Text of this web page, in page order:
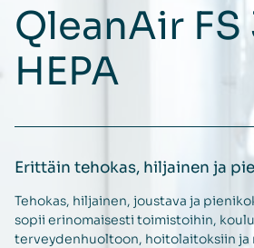
QleanAir FS
HEPA
Erittäin tehokas, hiljainen ja
Tehokas, hiljainen, joustava ja
sopii erinomaisesti toimistoihin,
terveydenhuoltoon, hoitolaitoksiin ja